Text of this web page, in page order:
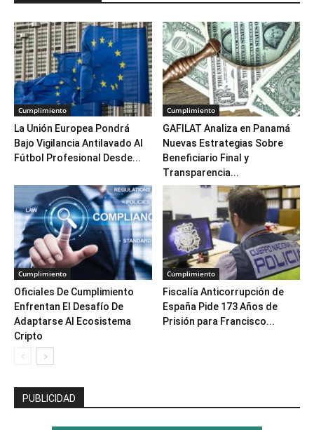
Cumplimiento
La Unión Europea Pondrá
Bajo Vigilancia Antilavado Al
Fútbol Profesional Desde...
Cumplimiento
GAFILAT Analiza en Panamá
Nuevas Estrategias Sobre
Beneficiario Final y
Transparencia...
Cumplimiento
Oficiales De Cumplimiento
Enfrentan El Desafío De
Adaptarse Al Ecosistema
Cripto
Cumplimiento
Fiscalía Anticorrupción de
España Pide 173 Años de
Prisión para Francisco...
PUBLICIDAD